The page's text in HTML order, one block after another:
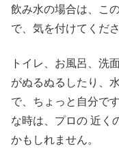
飲み水の場合は、こ
で、気を付けてくださ
トイレ、お風呂、洗
がぬるぬるしたり、
で、ちょっと自分で
な時は、プロの 近く
かもしれません。